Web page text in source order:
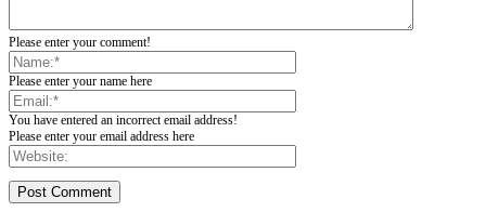
Please enter your comment!
Please enter your name here
You have entered an incorrect email address!
Please enter your email address here